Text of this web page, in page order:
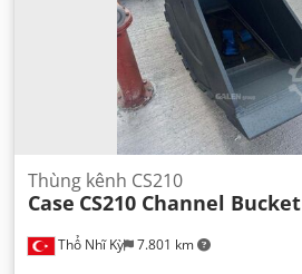
Thổ Nhĩ Kỳ 7.801 km
Thùng kênh CS210
Case CS210 Channel Bucket